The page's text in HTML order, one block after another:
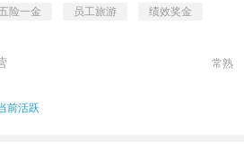
五险一金 员工旅游
绩效奖金
常熟
前活跃